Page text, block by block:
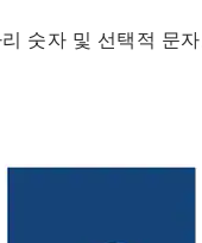
자 및 선택적 문자